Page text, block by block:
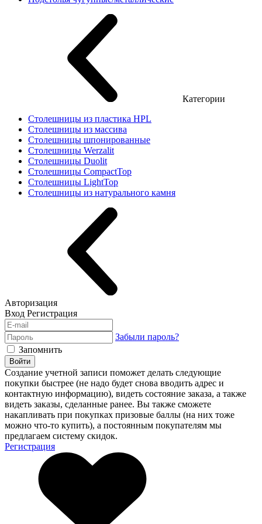
Категории
Столешницы из пластика HPL
Столешницы из массива
Столешницы шпонированные
Столешницы Werzalit
Столешницы Duolit
Столешницы CompactTop
Столешницы LightTop
Столешницы из натурального камня
Авторизация
Вход Регистрация
Забыли пароль?
Запомнить
Войти
Создание учетной записи поможет делать следующие
покупки быстрее (не надо будет снова вводить адрес и
контактную информацию), видеть состояние заказа, а также
видеть заказы, сделанные ранее. Вы также сможете
накапливать при покупках призовые баллы (на них тоже
можно что-то купить), а постоянным покупателям мы
предлагаем систему скидок.
Регистрация